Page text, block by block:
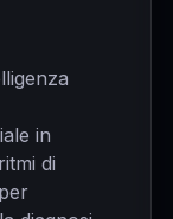
in
di